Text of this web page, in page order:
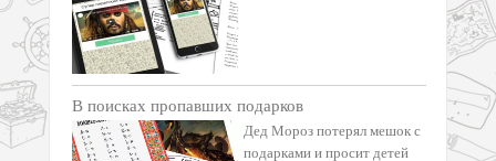
В поисках пропавших подарков
Дед Мороз потерял мешок с
подарками и просит детей